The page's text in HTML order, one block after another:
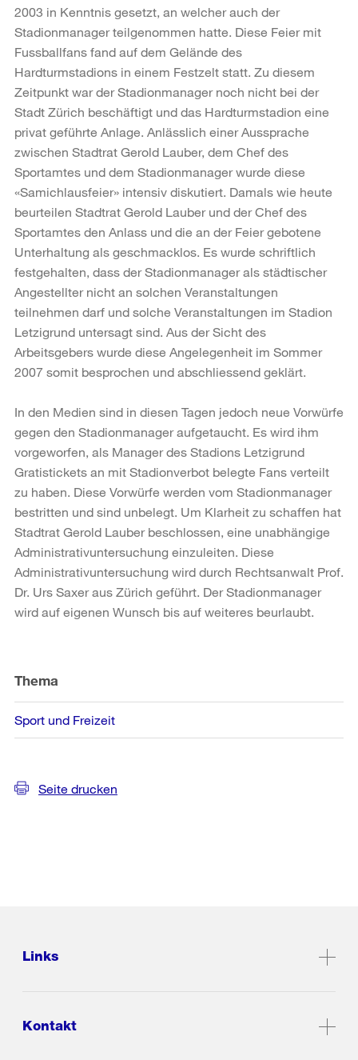
2003 in Kenntnis gesetzt, an welcher auch der
Stadionmanager teilgenommen hatte. Diese Feier mit
Fussballfans fand auf dem Gelände des
Hardturmstadions in einem Festzelt statt. Zu diesem
Zeitpunkt war der Stadionmanager noch nicht bei der
Stadt Zürich beschäftigt und das Hardturmstadion eine
privat geführte Anlage. Anlässlich einer Aussprache
zwischen Stadtrat Gerold Lauber, dem Chef des
Sportamtes und dem Stadionmanager wurde diese
«Samichlausfeier» intensiv diskutiert. Damals wie heute
beurteilen Stadtrat Gerold Lauber und der Chef des
Sportamtes den Anlass und die an der Feier gebotene
Unterhaltung als geschmacklos. Es wurde schriftlich
festgehalten, dass der Stadionmanager als städtischer
Angestellter nicht an solchen Veranstaltungen
teilnehmen darf und solche Veranstaltungen im Stadion
Letzigrund untersagt sind. Aus der Sicht des
Arbeitsgebers wurde diese Angelegenheit im Sommer
2007 somit besprochen und abschliessend geklärt.
In den Medien sind in diesen Tagen jedoch neue Vorwürfe
gegen den Stadionmanager aufgetaucht. Es wird ihm
vorgeworfen, als Manager des Stadions Letzigrund
Gratistickets an mit Stadionverbot belegte Fans verteilt
zu haben. Diese Vorwürfe werden vom Stadionmanager
bestritten und sind unbelegt. Um Klarheit zu schaffen hat
Stadtrat Gerold Lauber beschlossen, eine unabhängige
Administrativuntersuchung einzuleiten. Diese
Administrativuntersuchung wird durch Rechtsanwalt Prof.
Dr. Urs Saxer aus Zürich geführt. Der Stadionmanager
wird auf eigenen Wunsch bis auf weiteres beurlaubt.
Informationen
Thema
Sport und Freizeit
Seite drucken
Links
Kontakt